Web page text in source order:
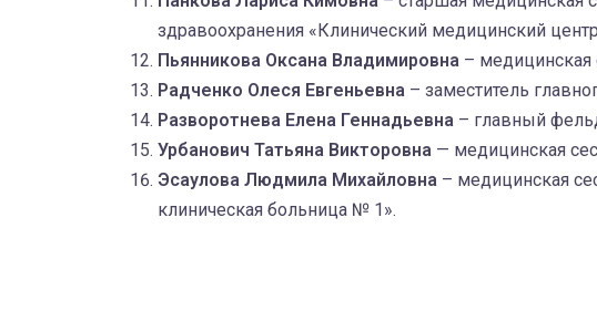
здравоохранения «Клинический медицинский
Пьянникова Оксана Владимировна – медицинская
Радченко Олеся Евгеньевна – заместитель
Разворотнева Елена Геннадьевна – главный
Урбанович Татьяна Викторовна — медицинская
Эсаулова Людмила Михайловна – медицинская
клиническая больница № 1».